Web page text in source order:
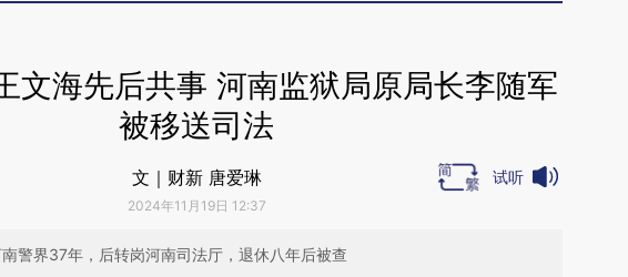
文海先后共事 河南监狱局原局长李随军
被移送司法
文｜财新 唐爱琳
2024年11月19日 12:37
试听
警界37年，后转岗河南司法厅，退休八年后被查